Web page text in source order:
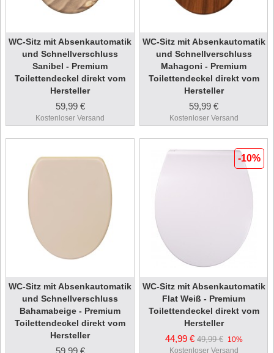
WC-Sitz mit Absenkautomatik
und Schnellverschluss
Sanibel - Premium
Toilettendeckel direkt vom
Hersteller
59,99 €
Kostenloser Versand
WC-Sitz mit Absenkautomatik
und Schnellverschluss
Mahagoni - Premium
Toilettendeckel direkt vom
Hersteller
59,99 €
Kostenloser Versand
WC-Sitz mit Absenkautomatik
und Schnellverschluss
Bahamabeige - Premium
Toilettendeckel direkt vom
Hersteller
-10%
WC-Sitz mit Absenkautomatik
Flat Weiß - Premium
Toilettendeckel direkt vom
Hersteller
44,99 € 49,99 € 10%
Kostenloser Versand